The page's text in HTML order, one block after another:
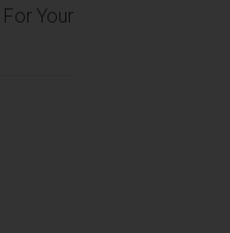
Your